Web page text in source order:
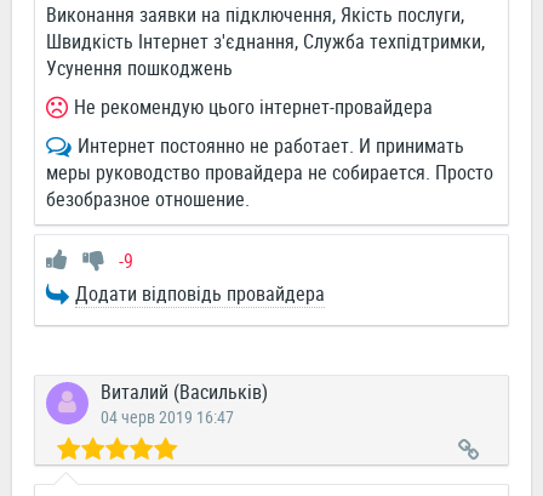
Виконання заявки на підключення, Якість послуги,
Швидкість Інтернет з'єднання, Служба техпідтримки,
Усунення пошкоджень
Не рекомендую цього інтернет-провайдера
Интернет постоянно не работает. И принимать
меры руководство провайдера не собирается. Просто
безобразное отношение.
-9
Додати відповідь провайдера
Виталий (Васильків)
04 черв 2019 16:47